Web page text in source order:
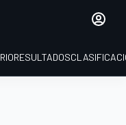
RESULTADOS